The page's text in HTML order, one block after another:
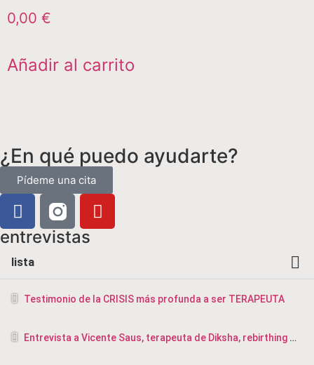
0,00 €
Añadir al carrito
¿En qué puedo ayudarte?
Pídeme una cita
entrevistas
lista
Testimonio de la CRISIS más profunda a ser TERAPEUTA
Entrevista a Vicente Saus, terapeuta de Diksha, rebirthing y masajista en Valencia